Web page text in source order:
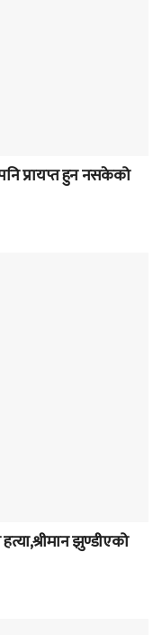
प्रायप्त हुन नसकेको
झुण्डीएको